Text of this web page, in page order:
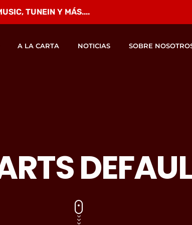
TUNEIN Y MÁS....
A LA CARTA NOTICIAS SOBRE